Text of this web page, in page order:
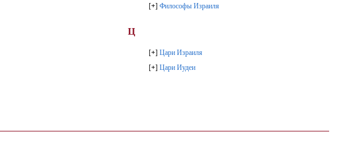
[+] Философы Израиля
Ц
[+] Цари Израиля
[+] Цари Иудеи